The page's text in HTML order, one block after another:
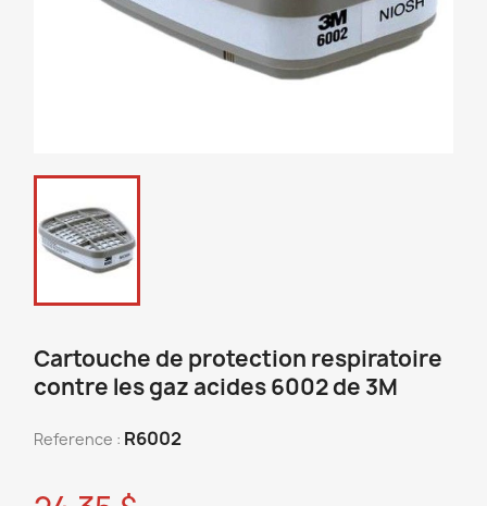
Cartouche de protection respiratoire
contre les gaz acides 6002 de 3M
Reference : R6002